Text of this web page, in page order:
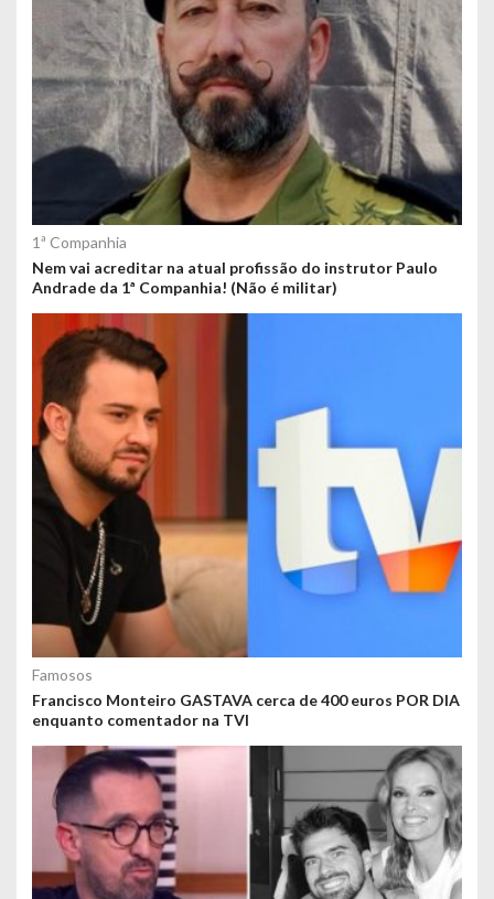
1ª Companhia
Nem vai acreditar na atual profissão do instrutor Paulo
Andrade da 1ª Companhia! (Não é militar)
Famosos
Francisco Monteiro GASTAVA cerca de 400 euros POR DIA
enquanto comentador na TVI